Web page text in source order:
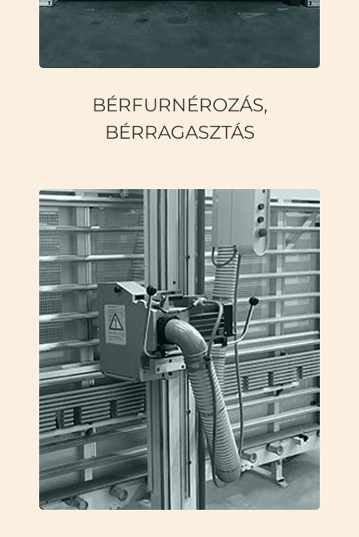
BÉRFURNÉROZÁS,
BÉRRAGASZTÁS